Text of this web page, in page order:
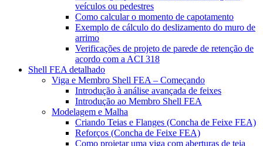
veículos ou pedestres
Como calcular o momento de capotamento
Exemplo de cálculo do deslizamento do muro de
arrimo
Verificações de projeto de parede de retenção de
acordo com a ACI 318
Shell FEA detalhado
Viga e Membro Shell FEA – Começando
Introdução à análise avançada de feixes
Introdução ao Membro Shell FEA
Modelagem e Malha
Criando Teias e Flanges (Concha de Feixe FEA)
Reforços (Concha de Feixe FEA)
Como projetar uma viga com aberturas de teia